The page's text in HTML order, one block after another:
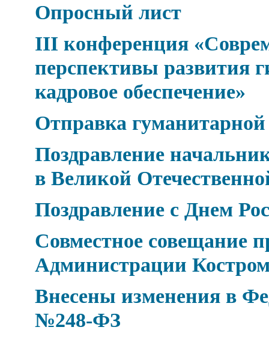
Опросный лист
III конференция
перспективы развития
кадровое обеспечение»
Отправка
Поздравление
в Великой
Поздравление с Днем
Совместное совещание
Администрации
Внесены изменения в
№248-ФЗ